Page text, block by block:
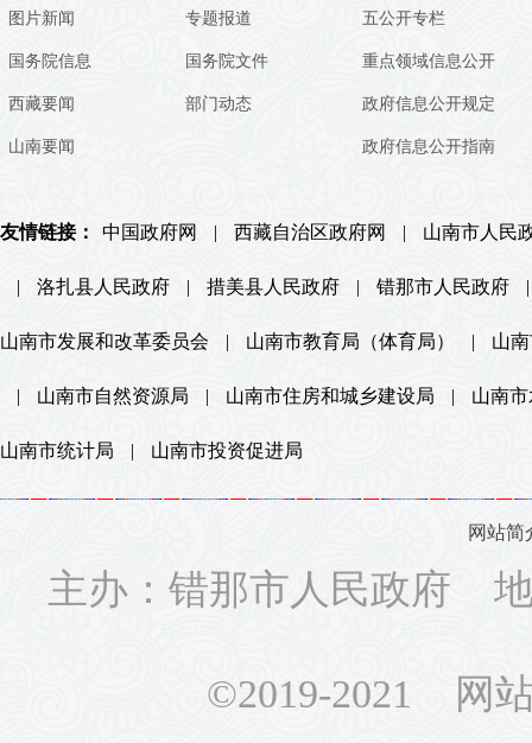
图片新闻
国务院信息
西藏要闻
山南要闻
专题报道
国务院文件
部门动态
五公开专栏
重点领域信息公开
政府信息公开规定
政府信息公开指南
友情链接： 中国政府网 | 西藏自治区政府网 | 山南市人民
| 洛扎县人民政府 | 措美县人民政府 | 错那市人民政府 |
山南市发展和改革委员会 | 山南市教育局（体育局） | 山
| 山南市自然资源局 | 山南市住房和城乡建设局 | 山南
山南市统计局 | 山南市投资促进局
网站简
主办：错那市人民政府
©2019-2021 网